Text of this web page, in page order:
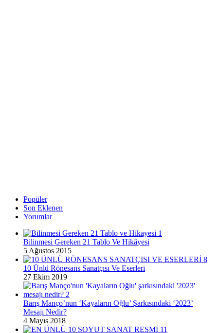
Popüler
Son Eklenen
Yorumlar
Bilinmesi Gereken 21 Tablo Ve Hikâyesi
5 Ağustos 2015
10 Ünlü Rönesans Sanatçısı Ve Eserleri
27 Ekim 2019
Barış Manço’nun ‘Kayaların Oğlu’ Şarkısındaki ‘2023’
Mesajı Nedir?
4 Mayıs 2018